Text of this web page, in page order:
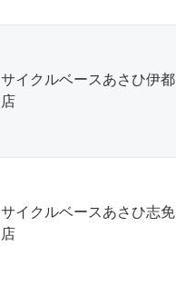
サイクルベースあさひ伊都
店
サイクルベースあさひ志免
店